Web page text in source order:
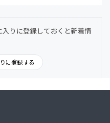
りに登録しておくと新着情
に登録する